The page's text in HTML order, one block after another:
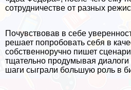
сотрудничестве от разных
Почувствовав в себе
решает попробовать себя в
собственноручно пишет
тщательно продумывая
шаги сыграли большую роль в